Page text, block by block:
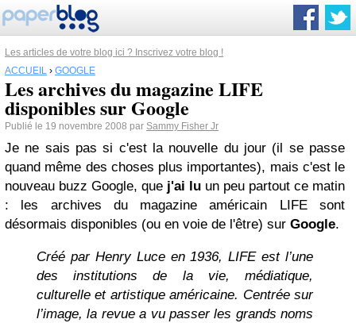
Les articles de votre blog ici ? Inscrivez votre blog !
ACCUEIL › GOOGLE
Les archives du magazine LIFE
disponibles sur Google
Publié le 19 novembre 2008 par Sammy Fisher Jr
Je ne sais pas si c'est la nouvelle du jour (il se passe
quand même des choses plus importantes), mais c'est le
nouveau buzz Google, que j'ai lu un peu partout ce matin
: les archives du magazine américain LIFE sont
désormais disponibles (ou en voie de l'être) sur Google.
Créé par Henry Luce en 1936, LIFE est l’une
des institutions de la vie, médiatique,
culturelle et artistique américaine. Centrée sur
l’image, la revue a vu passer les grands noms